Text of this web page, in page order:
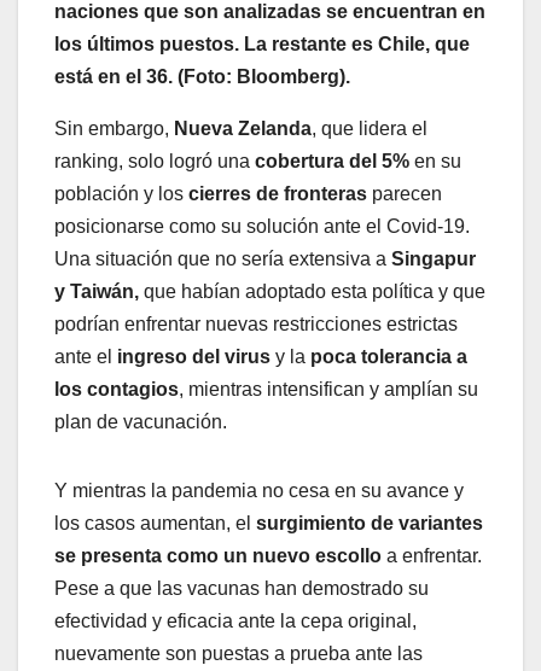
naciones que son analizadas se encuentran en
los últimos puestos. La restante es Chile, que
está en el 36. (Foto: Bloomberg).
Sin embargo, Nueva Zelanda, que lidera el
ranking, solo logró una cobertura del 5% en su
población y los cierres de fronteras parecen
posicionarse como su solución ante el Covid-19.
Una situación que no sería extensiva a Singapur
y Taiwán, que habían adoptado esta política y que
podrían enfrentar nuevas restricciones estrictas
ante el ingreso del virus y la poca tolerancia a
los contagios, mientras intensifican y amplían su
plan de vacunación.
Y mientras la pandemia no cesa en su avance y
los casos aumentan, el surgimiento de variantes
se presenta como un nuevo escollo a enfrentar.
Pese a que las vacunas han demostrado su
efectividad y eficacia ante la cepa original,
nuevamente son puestas a prueba ante las